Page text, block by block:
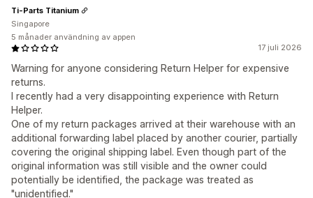
17 juli 2026
Warning for anyone considering Return Helper for expensive
returns.
I recently had a very disappointing experience with Return
Helper.
One of my return packages arrived at their warehouse with an
additional forwarding label placed by another courier, partially
covering the original shipping label. Even though part of the
original information was still visible and the owner could
potentially be identified, the package was treated as
"unidentified."
Ti-Parts Titanium
Singapore
5 månader användning av appen